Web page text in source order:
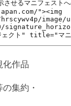
化作品
集約・